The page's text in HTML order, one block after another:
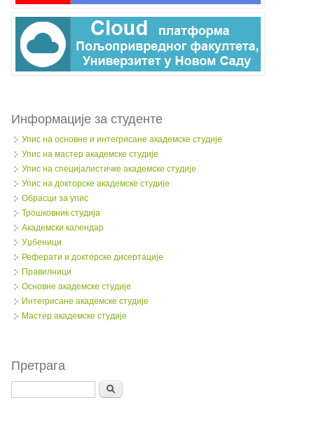
Информације за студенте
Упис на основне и интегрисане академске студије
Упис на мастер академске студије
Упис на специјалистичке академске студије
Упис на докторске академске студије
Обрасци за упис
Трошковник студија
Академски календар
Уџбеници
Реферати и докторске дисертације
Правилници
Oсновне академске студије
Интегрисане академске студије
Мастер академске студије
Претрага
Search